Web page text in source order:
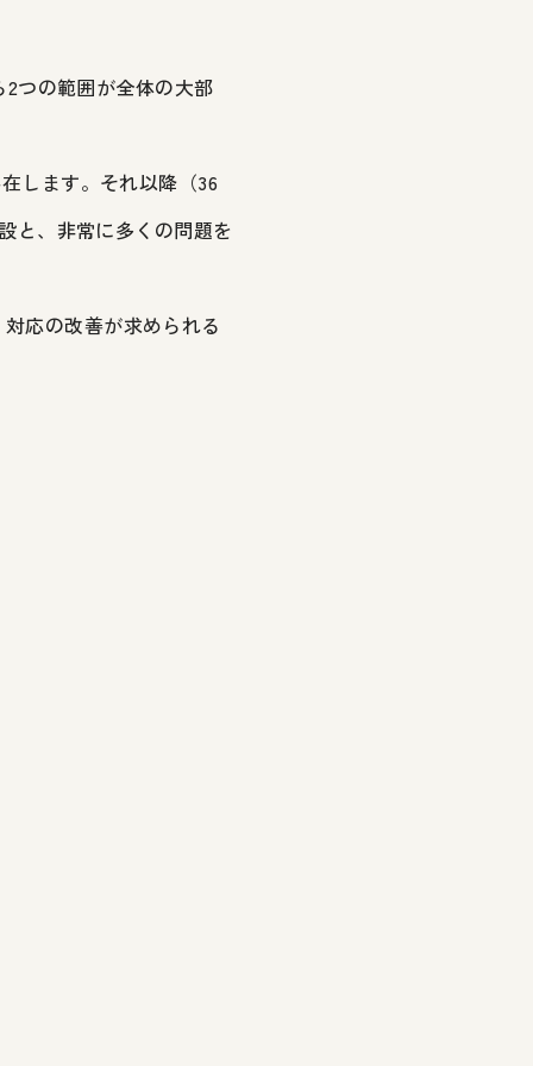
2つの範囲が全体の大部
します。それ以降（36
と、非常に多くの問題を
応の改善が求められる